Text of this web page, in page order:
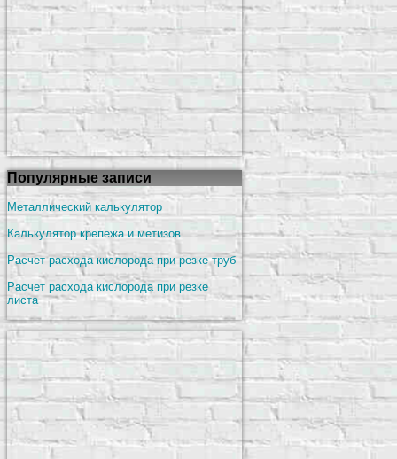
Популярные записи
Металлический калькулятор
Калькулятор крепежа и метизов
Расчет расхода кислорода при резке труб
Расчет расхода кислорода при резке
листа